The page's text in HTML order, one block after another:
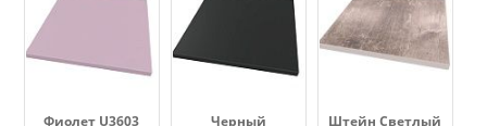
Фиолет U3603
Черный
Штейн Светлый